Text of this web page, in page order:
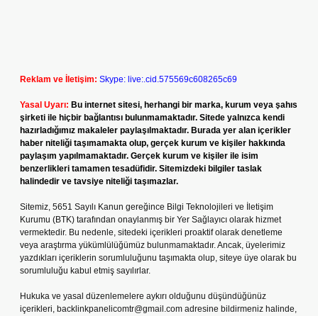
Reklam ve İletişim: Skype: live:.cid.575569c608265c69
Yasal Uyarı: Bu internet sitesi, herhangi bir marka, kurum veya şahıs
şirketi ile hiçbir bağlantısı bulunmamaktadır. Sitede yalnızca kendi
hazırladığımız makaleler paylaşılmaktadır. Burada yer alan içerikler
haber niteliği taşımamakta olup, gerçek kurum ve kişiler hakkında
paylaşım yapılmamaktadır. Gerçek kurum ve kişiler ile isim
benzerlikleri tamamen tesadüfidir. Sitemizdeki bilgiler taslak
halindedir ve tavsiye niteliği taşımazlar.
Sitemiz, 5651 Sayılı Kanun gereğince Bilgi Teknolojileri ve İletişim
Kurumu (BTK) tarafından onaylanmış bir Yer Sağlayıcı olarak hizmet
vermektedir. Bu nedenle, sitedeki içerikleri proaktif olarak denetleme
veya araştırma yükümlülüğümüz bulunmamaktadır. Ancak, üyelerimiz
yazdıkları içeriklerin sorumluluğunu taşımakta olup, siteye üye olarak bu
sorumluluğu kabul etmiş sayılırlar.
Hukuka ve yasal düzenlemelere aykırı olduğunu düşündüğünüz
içerikleri, backlinkpanelicomtr@gmail.com adresine bildirmeniz halinde,